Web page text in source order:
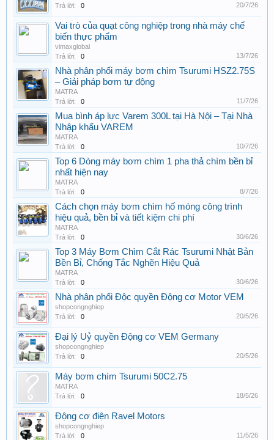
Trả lời:
0 20/7/26
Vai trò của quạt công nghiệp trong nhà máy chế
biến thực phẩm
vimaxglobal
Trả lời:
0 13/7/26
Nhà phân phối máy bơm chìm Tsurumi HSZ2.75S
– Giải pháp bơm tự động
MATRA
Trả lời:
0 11/7/26
Mua bình áp lực Varem 300L tại Hà Nội – Tại Nhà
Nhập khẩu VAREM
MATRA
Trả lời:
0 10/7/26
Top 6 Dòng máy bơm chìm 1 pha thả chìm bền bỉ
nhất hiện nay
MATRA
Trả lời:
0 8/7/26
Cách chọn máy bơm chìm hố móng công trình
hiệu quả, bền bỉ và tiết kiệm chi phí
MATRA
Trả lời:
0 30/6/26
Top 3 Máy Bơm Chìm Cắt Rác Tsurumi Nhật Bản
Bền Bỉ, Chống Tắc Nghẽn Hiệu Quả
MATRA
Trả lời:
0 30/6/26
Nhà phân phối Độc quyền Động cơ Motor VEM
shopcongnghiep
Trả lời:
0 20/5/26
Đại lý Uỷ quyền Động cơ VEM Germany
shopcongnghiep
Trả lời:
0 20/5/26
Máy bơm chìm Tsurumi 50C2.75
MATRA
Trả lời:
0 18/5/26
Động cơ điện Ravel Motors
shopcongnghiep
Trả lời:
0 11/5/26